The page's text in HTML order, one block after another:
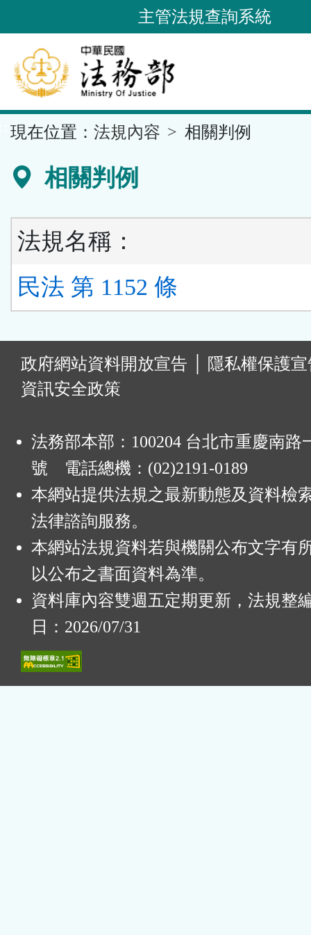
到
要
內
容
區
主管法規查詢系統
現在位置： 法規內容 相關判例
相關判例
法規名稱：
民法 第 1152 條
政府網站資料開放宣告
隱私權保護
資訊安全政策
法務部本部：100204 台北市重慶南路
號 電話總機：(02)2191-0189
本網站提供法規之最新動態及資料檢
法律諮詢服務。
本網站法規資料若與機關公布文字有
以公布之書面資料為準。
資料庫內容雙週五定期更新，法規整
日：2026/07/31